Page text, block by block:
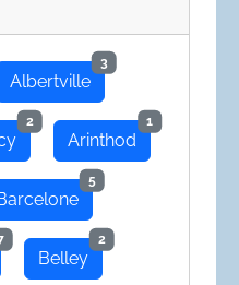
Albertville
3
2
Arinthod
1
5
Belley
2